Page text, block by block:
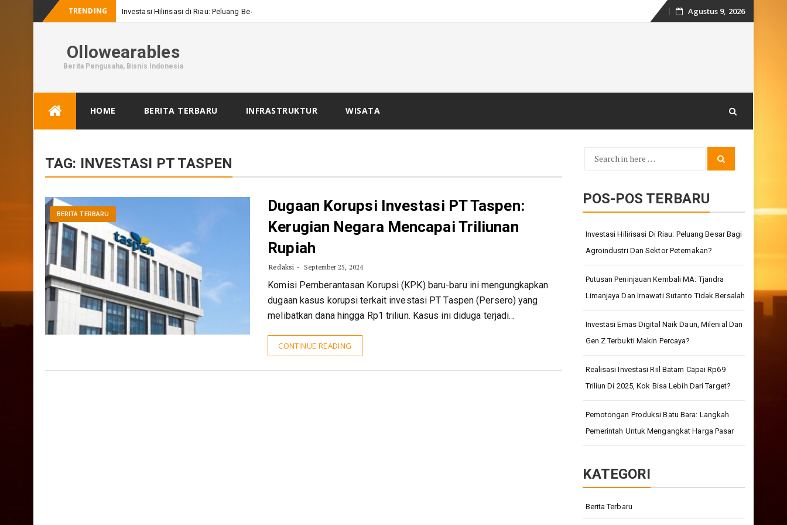
TRENDING Investasi Hilirisasi di Riau: Peluang Besar Ba
Skip
Agustus 9, 2026
Ollowearables
Berita Pengusaha, Bisnis Indonesia
HOME BERITA TERBARU INFRASTRUKTUR WISATA
TAG: INVESTASI PT TASPEN
BERITA TERBARU
Dugaan Korupsi Investasi PT Taspen:
Kerugian Negara Mencapai Triliunan
Rupiah
Redaksi September 25, 2024
Komisi Pemberantasan Korupsi (KPK) baru-baru ini mengungkapkan
dugaan kasus korupsi terkait investasi PT Taspen (Persero) yang
melibatkan dana hingga Rp1 triliun. Kasus ini diduga terjadi…
CONTINUE READING
Search
POS-POS TERBARU
Investasi Hilirisasi Di Riau: Peluang Besar Bagi
Agroindustri Dan Sektor Peternakan?
Putusan Peninjauan Kembali MA: Tjandra
Limanjaya Dan Irnawati Sutanto Tidak Bersalah
Investasi Emas Digital Naik Daun, Milenial Dan
Gen Z Terbukti Makin Percaya?
Realisasi Investasi Riil Batam Capai Rp69
Triliun Di 2025, Kok Bisa Lebih Dari Target?
Pemotongan Produksi Batu Bara: Langkah
Pemerintah Untuk Mengangkat Harga Pasar
KATEGORI
Berita Terbaru